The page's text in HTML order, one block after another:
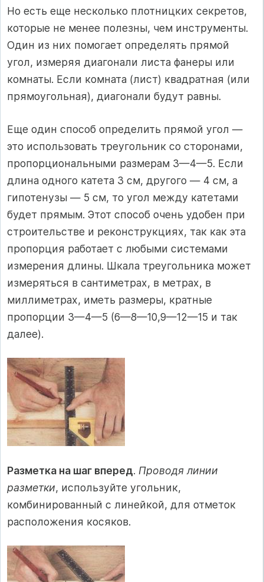
Но есть еще несколько плотницких секретов,
которые не менее полезны, чем инструменты.
Один из них помогает определять прямой
угол, измеряя диагонали листа фанеры или
комнаты. Если комната (лист) квадратная (или
прямоугольная), диагонали будут равны.
Еще один способ определить прямой угол —
это использовать треугольник со сторонами,
пропорциональными размерам 3—4—5. Если
длина одного катета 3 см, другого — 4 см, а
гипотенузы — 5 см, то угол между катетами
будет прямым. Этот способ очень удобен при
строительстве и реконструкциях, так как эта
пропорция работает с любыми системами
измерения длины. Шкала треугольника может
измеряться в сантиметрах, в метрах, в
миллиметрах, иметь размеры, кратные
пропорции 3—4—5 (6—8—10,9—12—15 и так
далее).
Разметка на шаг вперед. Проводя линии
разметки, используйте угольник,
комбинированный с линейкой, для отметок
расположения косяков.